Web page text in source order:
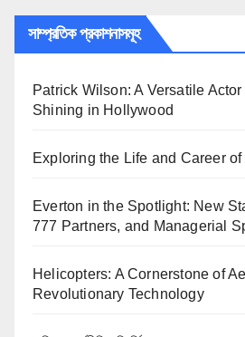
সাম্প্রতিক প্রকাশনাসমূহ
Patrick Wilson: A Versatile
Shining in Hollywood
Exploring the Life and Career of
Everton in the Spotlight: New
777 Partners, and Managerial
Helicopters: A Cornerstone of
Revolutionary Technology